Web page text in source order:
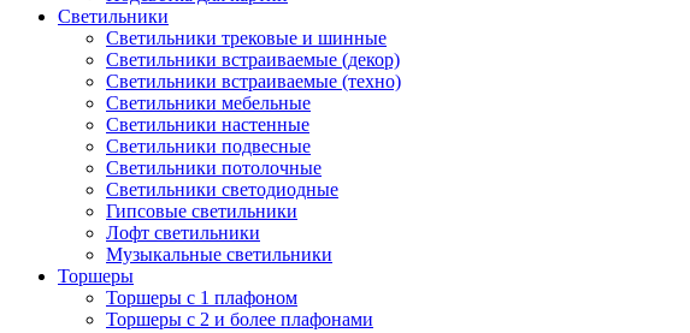
Светильники
Светильники трековые и шинные
Светильники встраиваемые (декор)
Светильники встраиваемые (техно)
Светильники мебельные
Светильники настенные
Светильники подвесные
Светильники потолочные
Светильники светодиодные
Гипсовые светильники
Лофт светильники
Музыкальные светильники
Торшеры
Торшеры с 1 плафоном
Торшеры с 2 и более плафонами